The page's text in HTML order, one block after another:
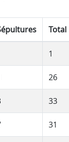
Total
1
26
33
31